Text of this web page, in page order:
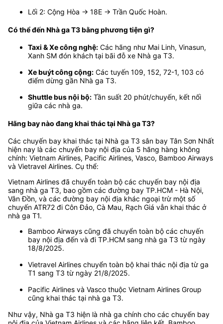
Lối 2: Cộng Hòa → 18E → Trần Quốc Hoàn.
Có thể đến Nhà ga T3 bằng phương tiện gì?
Taxi & Xe công nghệ: Các hãng như Mai Linh, Vinasun,
Xanh SM đón khách tại bãi đỗ xe Nhà ga T3.
Xe buýt công cộng: Các tuyến 109, 152, 72-1, 103 có
điểm dừng gần Nhà ga T3.
Shuttle bus nội bộ: Tần suất 20 phút/chuyến, kết nối
giữa các nhà ga.
Hãng bay nào đang khai thác tại Nhà ga T3?
Các chuyến bay khai thác tại Nhà ga T3 sân bay Tân Sơn Nhất
hiện nay là các chuyến bay nội địa của 5 hãng hàng không
chính: Vietnam Airlines, Pacific Airlines, Vasco, Bamboo Airways
và Vietravel Airlines. Cụ thể:
Vietnam Airlines đã chuyển toàn bộ các chuyến bay nội địa
sang nhà ga T3, bao gồm các đường bay TP.HCM - Hà Nội,
Vân Đồn, và các đường bay nội địa khác ngoại trừ một số
chuyến ATR72 đi Côn Đảo, Cà Mau, Rạch Giá vẫn khai thác ở
nhà ga T1.
Bamboo Airways cũng đã chuyển toàn bộ các chuyến
bay nội địa đến và đi TP.HCM sang nhà ga T3 từ ngày
18/8/2025.
Vietravel Airlines chuyển toàn bộ khai thác nội địa từ ga
T1 sang T3 từ ngày 21/8/2025.
Pacific Airlines và Vasco thuộc Vietnam Airlines Group
cũng khai thác tại nhà ga T3.
Như vậy, Nhà ga T3 hiện là nhà ga chính cho các chuyến bay